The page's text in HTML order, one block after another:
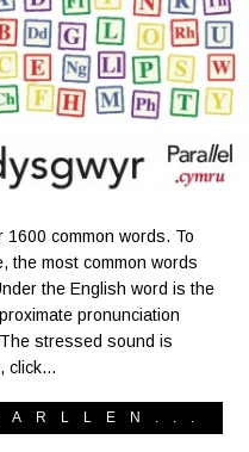
common words. To
the most common words
the English word is the
pronunciation
stressed sound is
click…